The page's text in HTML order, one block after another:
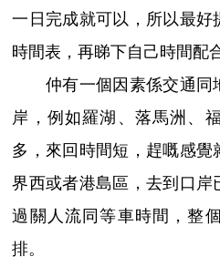
一日完成就可以，所以最好
時間表，再睇下自己時間配
仲有一個因素係交通同
岸，例如羅湖、落馬洲、
多，來回時間短，趕嘅感
界西或者港島區，去到口
過關人流同等車時間，整
排。